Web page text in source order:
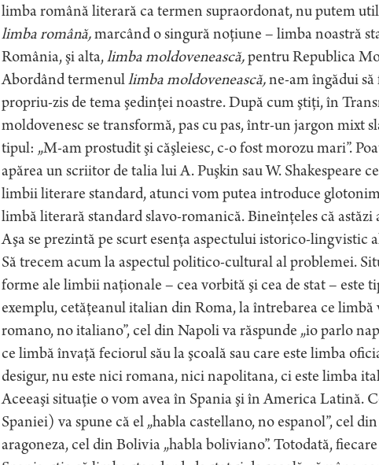
limba română literară ca termen supraordonat, nu putem
limba română,marcând o singură noţiune – limba noastră
România, şi alta,limba moldovenească,pentru Republica
Abordând termenullimba moldovenească,ne-am îngădui să
propriu-zis de tema şedinţei noastre. După cum ştiţi, în
moldovenesc se transformă, pas cu pas, într-un jargon mixt
tipul: „M-am prostudit şi căşleiesc, c-o fost morozu mari”.
apărea un scriitor de talia lui A. Puşkin sau W. Shakespeare
limbii literare standard, atunci vom putea introduce
limbă literară standard slavo-romanică. Bineînţeles că astăzi
Aşa se prezintă pe scurt esenţa aspectului istorico-lingvistic
Să trecem acum la aspectul politico-cultural al problemei.
forme ale limbii naţionale – cea vorbită şi cea de stat – este
exemplu, cetăţeanul italian din Roma, la întrebarea ce limbă
romano, no italiano”, cel din Napoli va răspunde „io parlo
ce limbă învaţă feciorul său la şcoală sau care este limba
desigur, nu este nici romana, nici napolitana, ci este limba
Aceeaşi situaţie o vom avea în Spania şi în America Latină.
Spaniei) va spune că el „habla castellano, no espanol”, cel
aragoneza, cel din Bolivia „habla boliviano”. Totodată,